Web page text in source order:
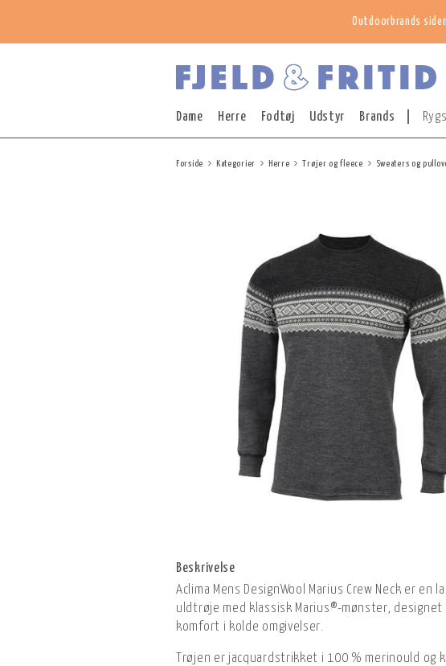
Outdoorbrands
Dame Herre Fodtøj Udstyr Brands
Forside Kategorier Herre Trøjer og fleece Sweaters og
Beskrivelse
Aclima Mens DesignWool Marius Crew Neck er en
uldtrøje med klassisk Marius®-mønster, designet
komfort i kolde omgivelser.
Trøjen er jacquardstrikket i 100 % merinould og